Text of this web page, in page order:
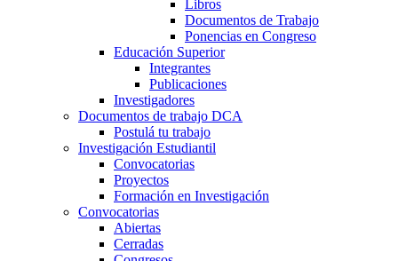
Libros
Documentos de Trabajo
Ponencias en Congreso
Educación Superior
Integrantes
Publicaciones
Investigadores
Documentos de trabajo DCA
Postulá tu trabajo
Investigación Estudiantil
Convocatorias
Proyectos
Formación en Investigación
Convocatorias
Abiertas
Cerradas